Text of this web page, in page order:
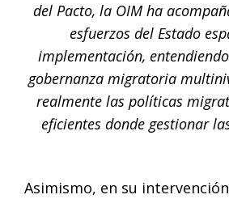
del Pacto, la OIM ha
esfuerzos del Estado
implementación,
gobernanza migratoria
realmente las políticas
eficientes donde gestionar
Asimismo, en su